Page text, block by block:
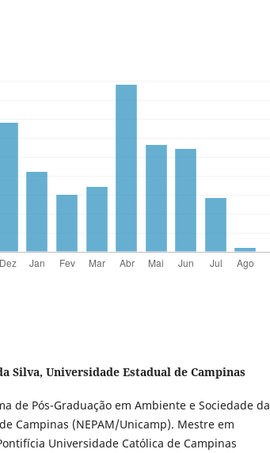
Silva, Universidade Estadual de Campinas
de Pós-Graduação em Ambiente e Sociedade da
Campinas (NEPAM/Unicamp). Mestre em
Universidade Católica de Campinas